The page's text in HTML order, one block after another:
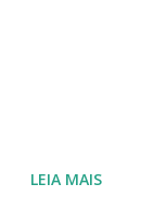
2013 a
LEIA MAIS